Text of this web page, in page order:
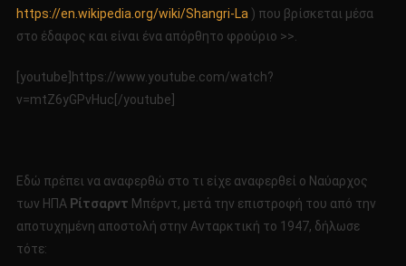
https://en.wikipedia.org/wiki/Shangri-La ) που βρίσκεται μέσα
στο έδαφος και είναι ένα απόρθητο φρούριο >>.
[youtube]https://www.youtube.com/watch?
v=mtZ6yGPvHuc[/youtube]
Εδώ πρέπει να αναφερθώ στο τι είχε αναφερθεί ο Ναύαρχος
των ΗΠΑ Ρίτσαρντ Μπέρντ, μετά την επιστροφή του από την
αποτυχημένη αποστολή στην Ανταρκτική το 1947, δήλωσε
τότε: